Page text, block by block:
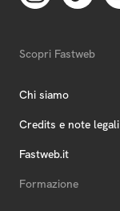
Scopri Fastweb
Chi siamo
Credits e note legali
Fastweb.it
Formazione